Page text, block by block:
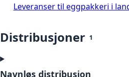
Leveranser til eggpakkeri i
Distribusjoner 1
Navnløs distribusjon